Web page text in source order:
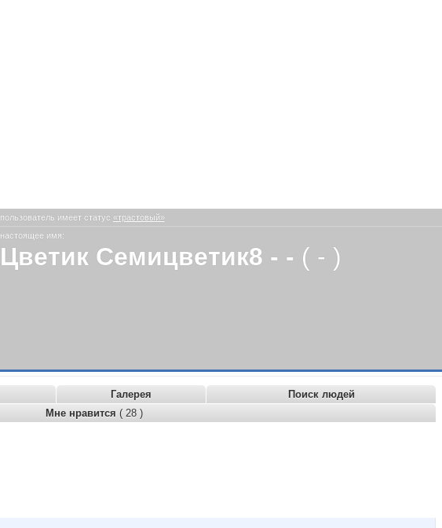
пользователь имеет статус «трастовый»
настоящее имя:
Цветик Семицветик8 - - ( - )
Галерея
Поиск людей
Мне нравится ( 28 )